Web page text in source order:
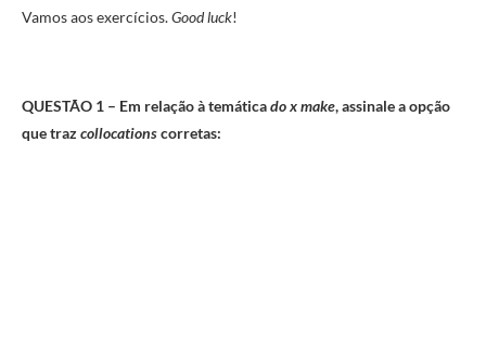
Vamos aos exercícios.Good luck!
QUESTÃO 1 – Em relação à temáticado x make, assinale a opção
que trazcollocationscorretas: